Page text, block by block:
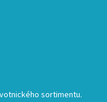
sortimentu.